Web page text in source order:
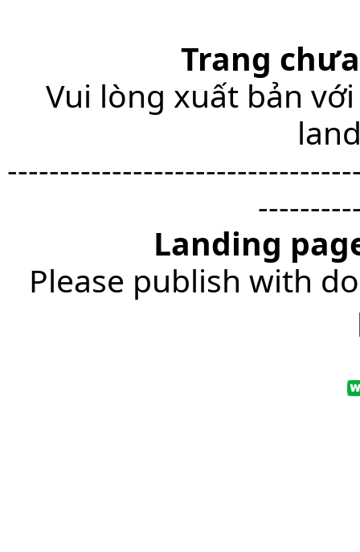
Trang
Vui lòng xuất bản
Landing
Please publish with